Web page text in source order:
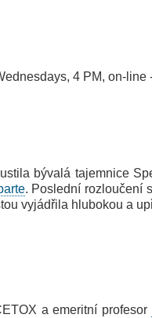
4 PM, on-line
bývalá tajemnice
. Poslední rozloučení
vyjádřila hlubokou a
a emeritní profesor